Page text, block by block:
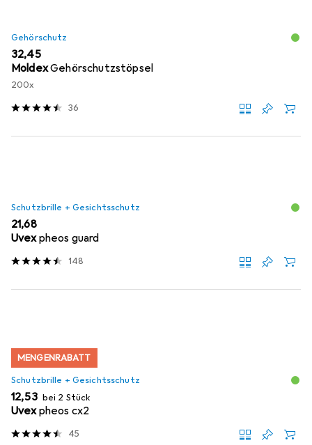
Gehörschutz
EUR
32,45
MoldexGehörschutzstöpsel
200x
36
Schutzbrille + Gesichtsschutz
EUR
21,68
Uvexpheos guard
148
MENGENRABATT
Schutzbrille + Gesichtsschutz
EUR
12,53 bei 2 Stück
Uvexpheos cx2
45